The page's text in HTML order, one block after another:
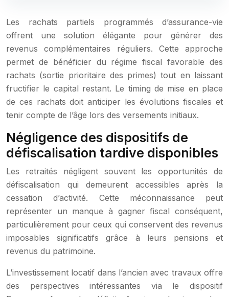
Les rachats partiels programmés d’assurance-vie
offrent une solution élégante pour générer des
revenus complémentaires réguliers. Cette approche
permet de bénéficier du régime fiscal favorable des
rachats (sortie prioritaire des primes) tout en laissant
fructifier le capital restant. Le timing de mise en place
de ces rachats doit anticiper les évolutions fiscales et
tenir compte de l’âge lors des versements initiaux.
Négligence des dispositifs de
défiscalisation tardive disponibles
Les retraités négligent souvent les opportunités de
défiscalisation qui demeurent accessibles après la
cessation d’activité. Cette méconnaissance peut
représenter un manque à gagner fiscal conséquent,
particulièrement pour ceux qui conservent des revenus
imposables significatifs grâce à leurs pensions et
revenus du patrimoine.
L’investissement locatif dans l’ancien avec travaux offre
des perspectives intéressantes via le dispositif